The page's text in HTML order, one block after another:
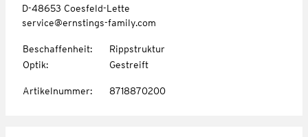
D-48653 Coesfeld-Lette
service@ernstings-family.com
Beschaffenheit:
Rippstruktur
Optik: Gestreift
Artikelnummer: 8718870200